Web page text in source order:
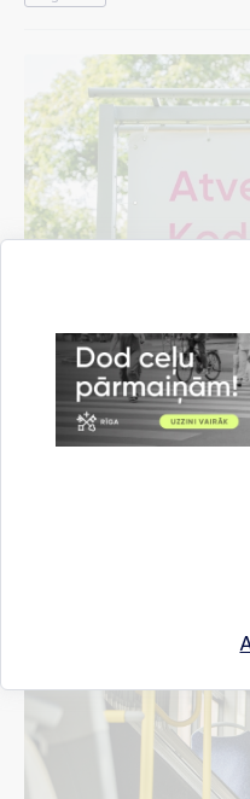
Pašvaldība
vasaras" pasākumu
aplikāciju